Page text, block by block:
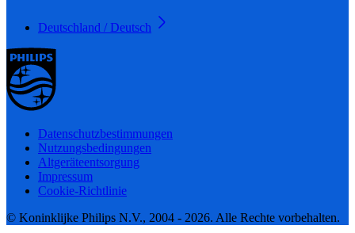
Deutschland / Deutsch
Datenschutzbestimmungen
Nutzungsbedingungen
Altgeräteentsorgung
Impressum
Cookie-Richtlinie
© Koninklijke Philips N.V., 2004 - 2026. Alle Rechte vorbehalten.